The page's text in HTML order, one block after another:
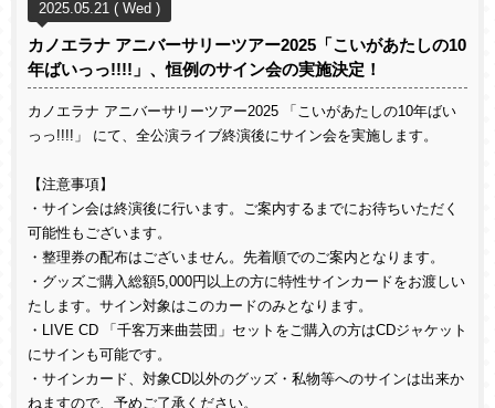
2025.05.21 ( Wed )
カノエラナ アニバーサリーツアー2025「こいがあたしの10
年ばいっっ!!!!」、恒例のサイン会の実施決定！
カノエラナ アニバーサリーツアー2025 「こいがあたしの10年ばい
っっ!!!!」 にて、全公演ライブ終演後にサイン会を実施します。
【注意事項】
・サイン会は終演後に行います。ご案内するまでにお待ちいただく
可能性もございます。
・整理券の配布はございません。先着順でのご案内となります。
・グッズご購入総額5,000円以上の方に特性サインカードをお渡しい
たします。サイン対象はこのカードのみとなります。
・LIVE CD 「千客万来曲芸団」セットをご購入の方はCDジャケット
にサインも可能です。
・サインカード、対象CD以外のグッズ・私物等へのサインは出来か
ねますので、予めご了承ください。